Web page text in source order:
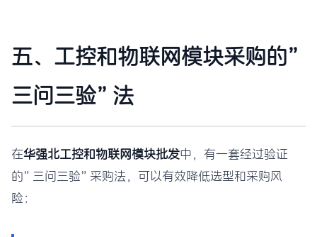
五、工控和物联网模块采购的”
三问三验”法
在华强北工控和物联网模块批发中，有一套经过验证
的”三问三验”采购法，可以有效降低选型和采购风
险：